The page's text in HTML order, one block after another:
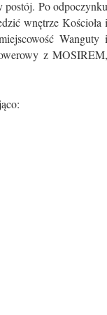
postój. Po odpoczynku
wnętrze Kościoła i
Wanguty i
z MOSIREM,